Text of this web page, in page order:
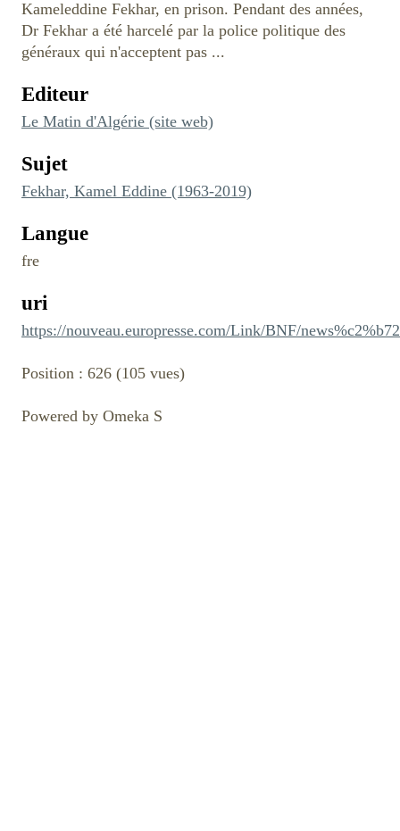
Kameleddine Fekhar, en prison. Pendant des années,
Dr Fekhar a été harcelé par la police politique des
généraux qui n'acceptent pas ...
Editeur
Le Matin d'Algérie (site web)
Sujet
Fekhar, Kamel Eddine (1963-2019)
Langue
fre
uri
https://nouveau.europresse.com/Link/BNF/
Position : 626 (105 vues)
Powered by Omeka S